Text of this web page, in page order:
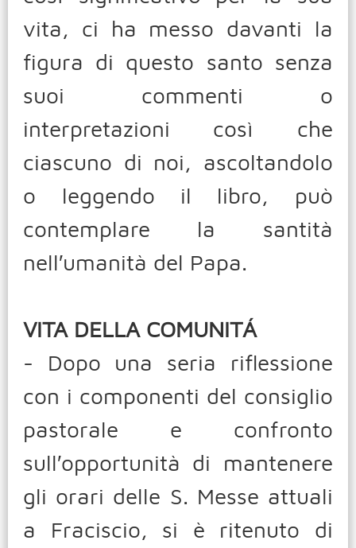
vita, ci ha messo davanti la
figura di questo santo senza
suoi commenti o
interpretazioni così che
ciascuno di noi, ascoltandolo
o leggendo il libro, può
contemplare la santità
nell′umanità del Papa.
VITA DELLA COMUNITÁ
- Dopo una seria riflessione
con i componenti del consiglio
pastorale e confronto
sull′opportunità di mantenere
gli orari delle S. Messe attuali
a Fraciscio, si è ritenuto di